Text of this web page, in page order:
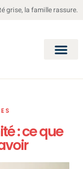
grise, la famille rassure.
: ce que